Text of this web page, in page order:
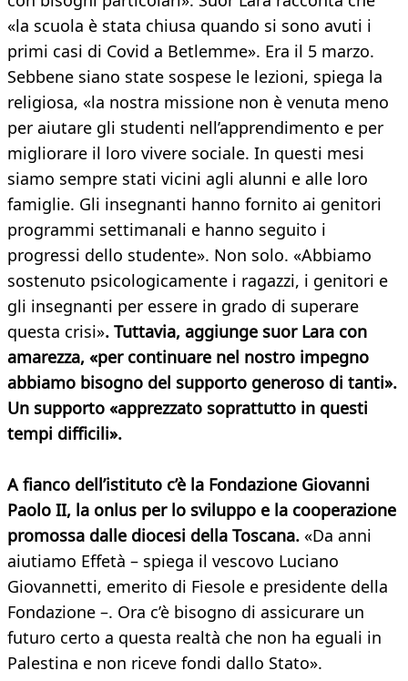
«la scuola è stata chiusa quando si sono avuti i
primi casi di Covid a Betlemme». Era il 5 marzo.
Sebbene siano state sospese le lezioni, spiega la
religiosa, «la nostra missione non è venuta meno
per aiutare gli studenti nell’apprendimento e per
migliorare il loro vivere sociale. In questi mesi
siamo sempre stati vicini agli alunni e alle loro
famiglie. Gli insegnanti hanno fornito ai genitori
programmi settimanali e hanno seguito i
progressi dello studente». Non solo. «Abbiamo
sostenuto psicologicamente i ragazzi, i genitori e
gli insegnanti per essere in grado di superare
questa crisi». Tuttavia, aggiunge suor Lara con
amarezza, «per continuare nel nostro impegno
abbiamo bisogno del supporto generoso di tanti».
Un supporto «apprezzato soprattutto in questi
tempi difficili».
A fianco dell’istituto c’è la Fondazione Giovanni
Paolo II, la onlus per lo sviluppo e la cooperazione
promossa dalle diocesi della Toscana. «Da anni
aiutiamo Effetà – spiega il vescovo Luciano
Giovannetti, emerito di Fiesole e presidente della
Fondazione –. Ora c’è bisogno di assicurare un
futuro certo a questa realtà che non ha eguali in
Palestina e non riceve fondi dallo Stato».